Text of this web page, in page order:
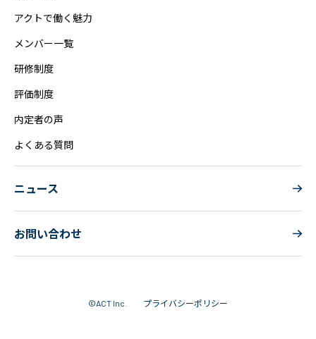
アクトで働く魅力
メンバー一覧
研修制度
評価制度
内定者の声
よくある質問
ニュース
お問い合わせ
©ACT Inc. プライバシーポリシー